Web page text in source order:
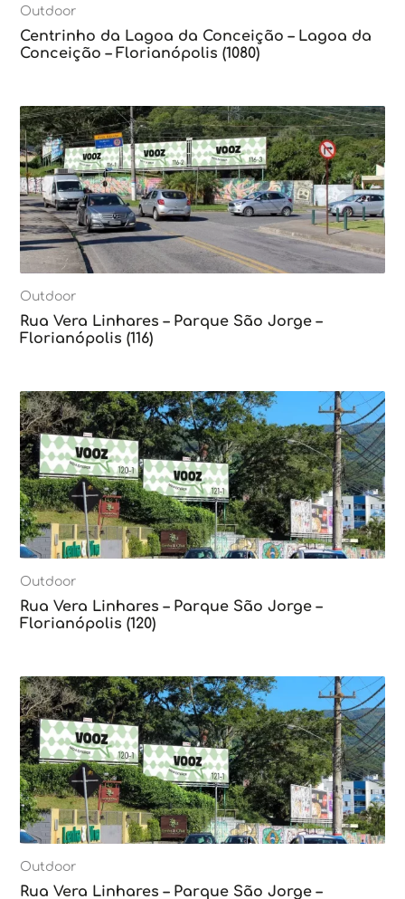
Outdoor
Centrinho da Lagoa da Conceição – Lagoa da
Conceição – Florianópolis (1080)
Outdoor
Rua Vera Linhares – Parque São Jorge –
Florianópolis (116)
Outdoor
Rua Vera Linhares – Parque São Jorge –
Florianópolis (120)
Outdoor
Rua Vera Linhares – Parque São Jorge –